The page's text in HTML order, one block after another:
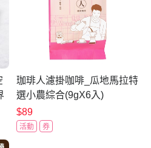
珈琲人濾掛咖啡_瓜地馬拉特
選小農綜合(9gX6入)
$89
活動 券